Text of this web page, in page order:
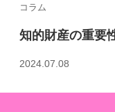
コラム
知的財産の重要
2024.07.08